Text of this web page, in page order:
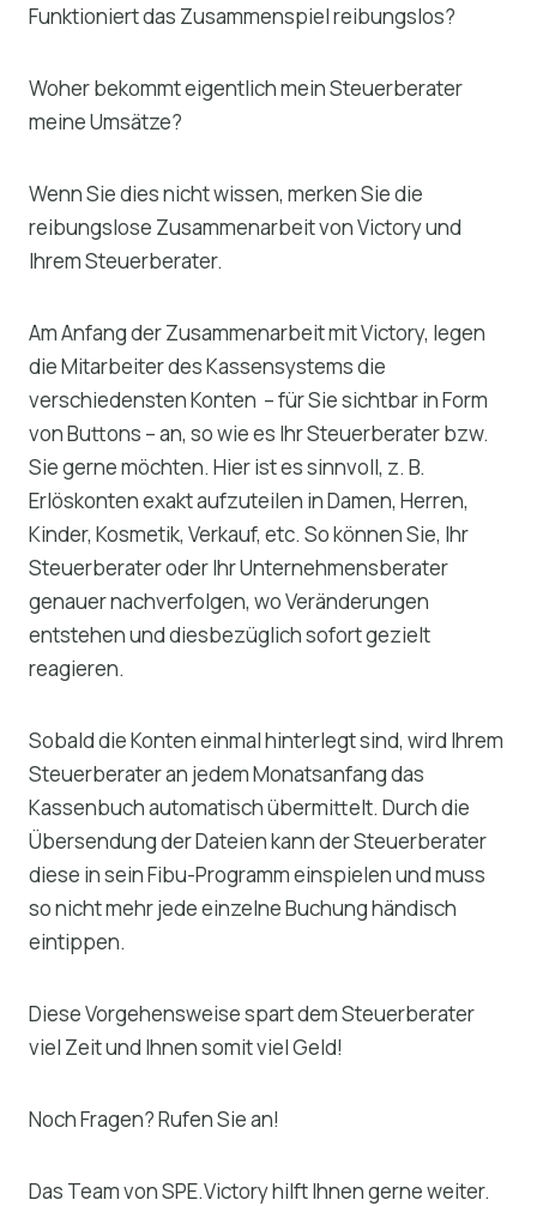
Funktioniert das Zusammenspiel reibungslos?
Woher bekommt eigentlich mein Steuerberater
meine Umsätze?
Wenn Sie dies nicht wissen, merken Sie die
reibungslose Zusammenarbeit von Victory und
Ihrem Steuerberater.
Am Anfang der Zusammenarbeit mit Victory, legen
die Mitarbeiter des Kassensystems die
verschiedensten Konten – für Sie sichtbar in Form
von Buttons – an, so wie es Ihr Steuerberater bzw.
Sie gerne möchten. Hier ist es sinnvoll, z. B.
Erlöskonten exakt aufzuteilen in Damen, Herren,
Kinder, Kosmetik, Verkauf, etc. So können Sie, Ihr
Steuerberater oder Ihr Unternehmensberater
genauer nachverfolgen, wo Veränderungen
entstehen und diesbezüglich sofort gezielt
reagieren.
Sobald die Konten einmal hinterlegt sind, wird Ihrem
Steuerberater an jedem Monatsanfang das
Kassenbuch automatisch übermittelt. Durch die
Übersendung der Dateien kann der Steuerberater
diese in sein Fibu-Programm einspielen und muss
so nicht mehr jede einzelne Buchung händisch
eintippen.
Diese Vorgehensweise spart dem Steuerberater
viel Zeit und Ihnen somit viel Geld!
Noch Fragen? Rufen Sie an!
Das Team von SPE.Victory hilft Ihnen gerne weiter.